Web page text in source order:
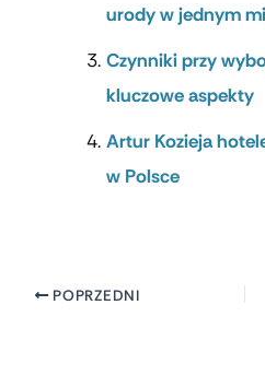
urody w jednym
Czynniki przy
kluczowe aspekty
Artur Kozieja
w Polsce
POPRZEDNI